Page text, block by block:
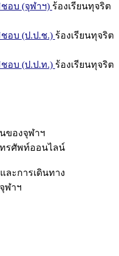
อบ (จุฬาฯ) ร้องเรียนทุจริต
อบ (ป.ป.ช.) ร้องเรียนทุจริต
อบ (ป.ป.ท.) ร้องเรียนทุจริต
ของจุฬาฯ
รศัพท์ออนไลน์
ละการเดินทาง
ฬาฯ